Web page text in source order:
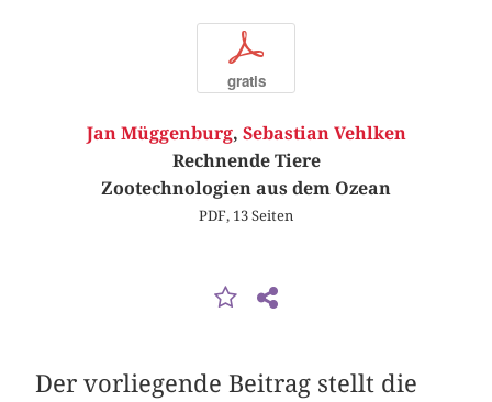
p
gratis
Jan Müggenburg, Sebastian Vehlken
Rechnende Tiere
Zootechnologien aus dem Ozean
PDF, 13 Seiten
Der vorliegende Beitrag stellt die